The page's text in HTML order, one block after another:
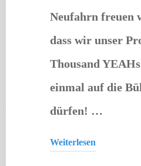
Neufahrn freuen
dass wir unser
Thousand
einmal auf die
dürfen! …
Weiterlesen